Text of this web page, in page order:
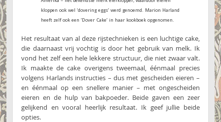
kloppen ook wel ‘dovering eggs’ werd genoemd. Marion Harland
heeft zelf ook een ‘Dover Cake’ in haar kookboek opgenomen.
Het resultaat van al deze rijstechnieken is een luchtige cake,
die daarnaast vrij vochtig is door het gebruik van melk. Ik
vond het zelf een hele lekkere structuur, die niet zwaar valt.
Ik maakte de cake overigens tweemaal, éénmaal precies
volgens Harlands instructies – dus met gescheiden eieren –
en éénmaal op een snellere manier – met ongescheiden
eieren en de hulp van bakpoeder. Beide gaven een zeer
gelijkend en vooral heerlijk resultaat. Ik geef jullie beide
opties.